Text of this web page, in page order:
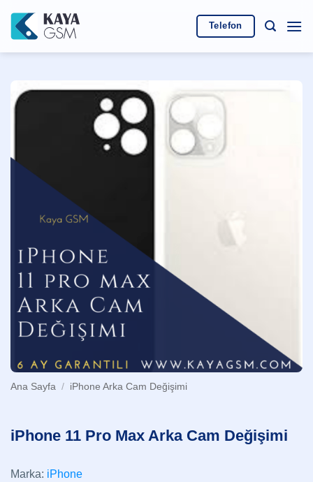
atla
Telefon
Ana Sayfa / iPhone Arka Cam Değişimi
iPhone 11 Pro Max Arka Cam Değişimi
Marka: iPhone